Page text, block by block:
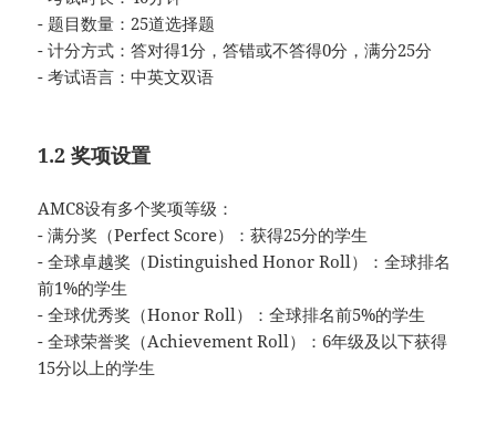
- 题目数量：25道选择题
- 计分方式：答对得1分，答错或不答得0分，满分25分
- 考试语言：中英文双语
1.2 奖项设置
AMC8设有多个奖项等级：
- 满分奖（Perfect Score）：获得25分的学生
- 全球卓越奖（Distinguished Honor Roll）：全球排名
前1%的学生
- 全球优秀奖（Honor Roll）：全球排名前5%的学生
- 全球荣誉奖（Achievement Roll）：6年级及以下获得
15分以上的学生